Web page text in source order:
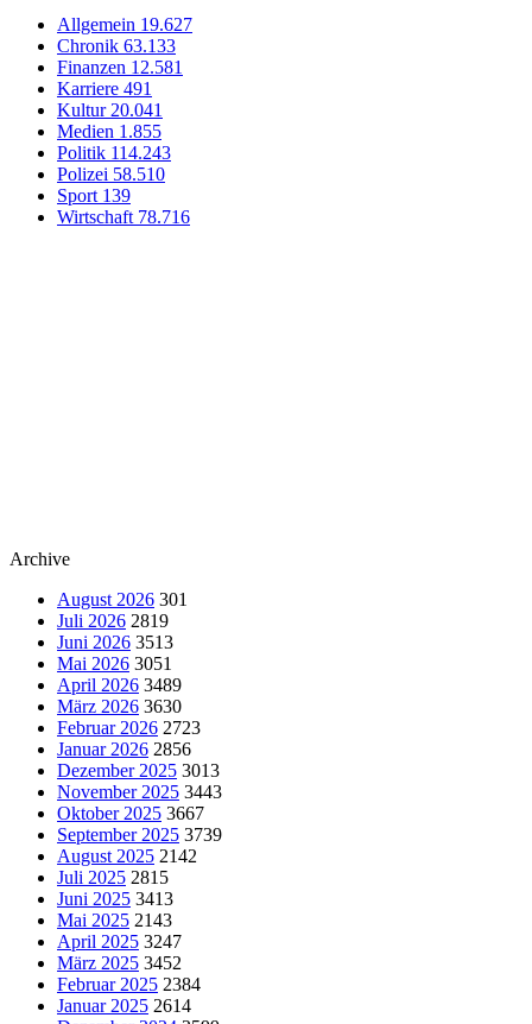
Allgemein 19.627
Chronik 63.133
Finanzen 12.581
Karriere 491
Kultur 20.041
Medien 1.855
Politik 114.243
Polizei 58.510
Sport 139
Wirtschaft 78.716
Archive
August 2026 301
Juli 2026 2819
Juni 2026 3513
Mai 2026 3051
April 2026 3489
März 2026 3630
Februar 2026 2723
Januar 2026 2856
Dezember 2025 3013
November 2025 3443
Oktober 2025 3667
September 2025 3739
August 2025 2142
Juli 2025 2815
Juni 2025 3413
Mai 2025 2143
April 2025 3247
März 2025 3452
Februar 2025 2384
Januar 2025 2614